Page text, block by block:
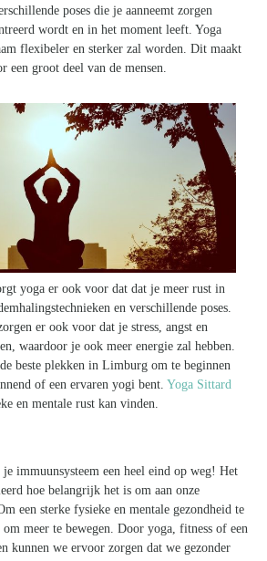
poses die je aanneemt zorgen
wordt en in het moment leeft. Yoga
flexibeler en sterker zal worden. Dit maakt
een groot deel van de mensen.
yoga er ook voor dat dat je meer rust in
en verschillende poses.
er ook voor dat je stress, angst en
waardoor je ook meer energie zal hebben.
beste plekken in Limburg om te beginnen
of een ervaren yogi bent. Yoga Sittard
en mentale rust kan vinden.
immuunsysteem een heel eind op weg! Het
hoe belangrijk het is om aan onze
een sterke fysieke en mentale gezondheid te
meer te bewegen. Door yoga, fitness of een
kunnen we ervoor zorgen dat we gezonder